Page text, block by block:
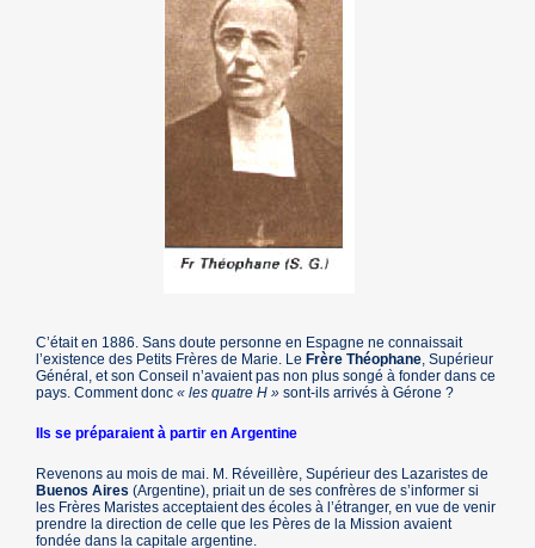
C’était en 1886. Sans doute personne en Espagne ne connaissait
l’existence des Petits Frères de Marie. Le Frère Théophane, Supérieur
Général, et son Conseil n’avaient pas non plus songé à fonder dans ce
pays. Comment donc« les quatre H » sont-ils arrivés à Gérone ?
Ils se préparaient à partir en Argentine
Revenons au mois de mai. M. Réveillère, Supérieur des Lazaristes de
Buenos Aires (Argentine), priait un de ses confrères de s’informer si
les Frères Maristes acceptaient des écoles à l’étranger, en vue de venir
prendre la direction de celle que les Pères de la Mission avaient
fondée dans la capitale argentine.